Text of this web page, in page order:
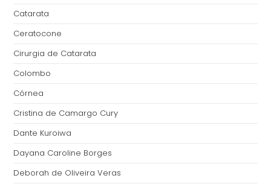
Catarata
Ceratocone
Cirurgia de Catarata
Colombo
Córnea
Cristina de Camargo Cury
Dante Kuroiwa
Dayana Caroline Borges
Deborah de Oliveira Veras